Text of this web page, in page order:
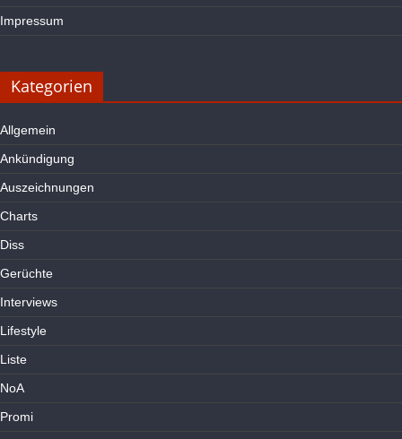
Impressum
Kategorien
Allgemein
Ankündigung
Auszeichnungen
Charts
Diss
Gerüchte
Interviews
Lifestyle
Liste
NoA
Promi